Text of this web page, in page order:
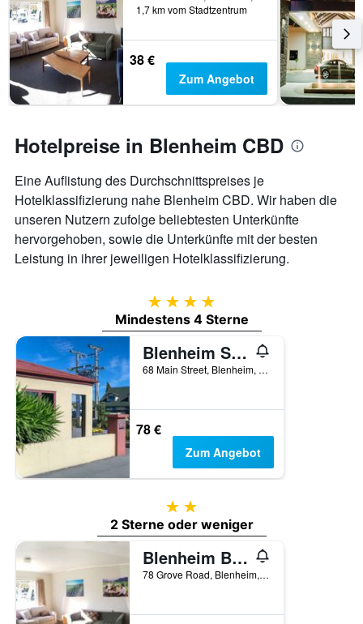
1,7 km vom Stadtzentrum
38 €
Zum Angebot
Hotelpreise in Blenheim CBD
Eine Auflistung des Durchschnittspreises je
Hotelklassifizierung nahe Blenheim CBD. Wir haben die
unseren Nutzern zufolge beliebtesten Unterkünfte
hervorgehoben, sowie die Unterkünfte mit der besten
Leistung in ihrer jeweiligen Hotelklassifizierung.
4 Sterne
Mindestens 4 Sterne
Blenheim Spa Motor Lodge
68 Main Street, Blenheim, Neuseeland
78 €
Zum Angebot
2 Sterne
2 Sterne oder weniger
Blenheim Bridges Holiday Park
78 Grove Road, Blenheim, Neuseeland